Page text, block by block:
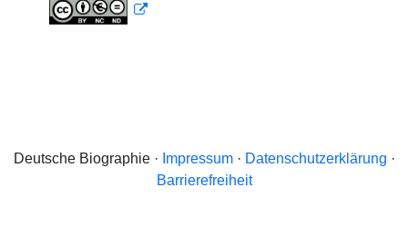
Deutsche Biographie · Impressum· Datenschutzerklärung ·
Barrierefreiheit